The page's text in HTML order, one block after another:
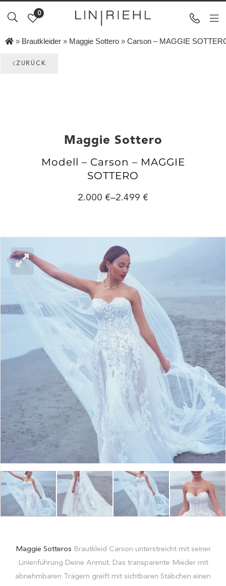
0
» Brautkleider » Maggie Sottero » Carson – MAGGIE
ZURÜCK
Maggie Sottero
Modell – Carson – MAGGIE
SOTTERO
2.000 –2.499
Maggie Sotteros Brautkleid Carson unterstreicht mit seiner
Linienführung Deine Anmut. Das transparente Mieder mit
abnehmbaren Trägern greift mit sichtbaren Stäbchen einen